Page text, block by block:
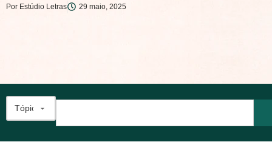
Por Estúdio Letras 29 maio, 2025